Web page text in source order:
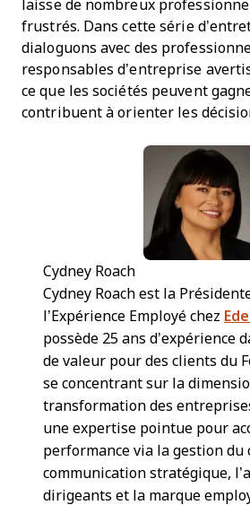
laisse de nombreux
frustrés. Dans cette série
dialoguons avec des
responsables d’entreprise
ce que les sociétés peuvent
contribuent à orienter les
Cydney Roach
Cydney Roach est la
l’Expérience Employé chez
possède 25 ans d’expérience
de valeur pour des clients du
se concentrant sur la
transformation des
une expertise pointue pour
performance via la gestion du
communication stratégique,
dirigeants et la marque